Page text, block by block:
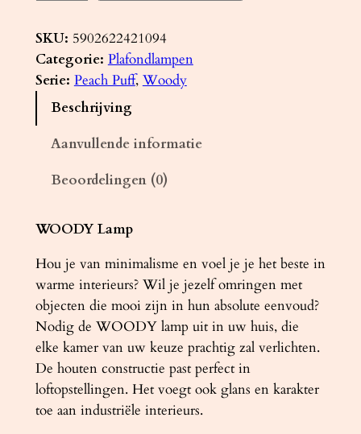
a
f
o
W
O
D
Y
3
n
a
t
u
SKU: 5902622421094
Categorie: Plafondlampen
Serie: Peach Puff, Woody
Beschrijving
Aanvullende informatie
Beoordelingen (0)
WOODY Lamp
Hou je van minimalisme en voel je je het beste in
warme interieurs? Wil je jezelf omringen met
objecten die mooi zijn in hun absolute eenvoud?
Nodig de WOODY lamp uit in uw huis, die
elke kamer van uw keuze prachtig zal verlichten.
De houten constructie past perfect in
loftopstellingen. Het voegt ook glans en karakter
toe aan industriële interieurs.